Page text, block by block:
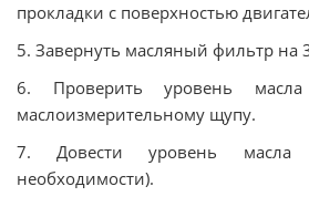
прокладки с поверхностью
5. Завернуть масляный фильтр на
6. Проверить уровень
маслоизмерительному щупу.
7. Довести уровень
необходимости).